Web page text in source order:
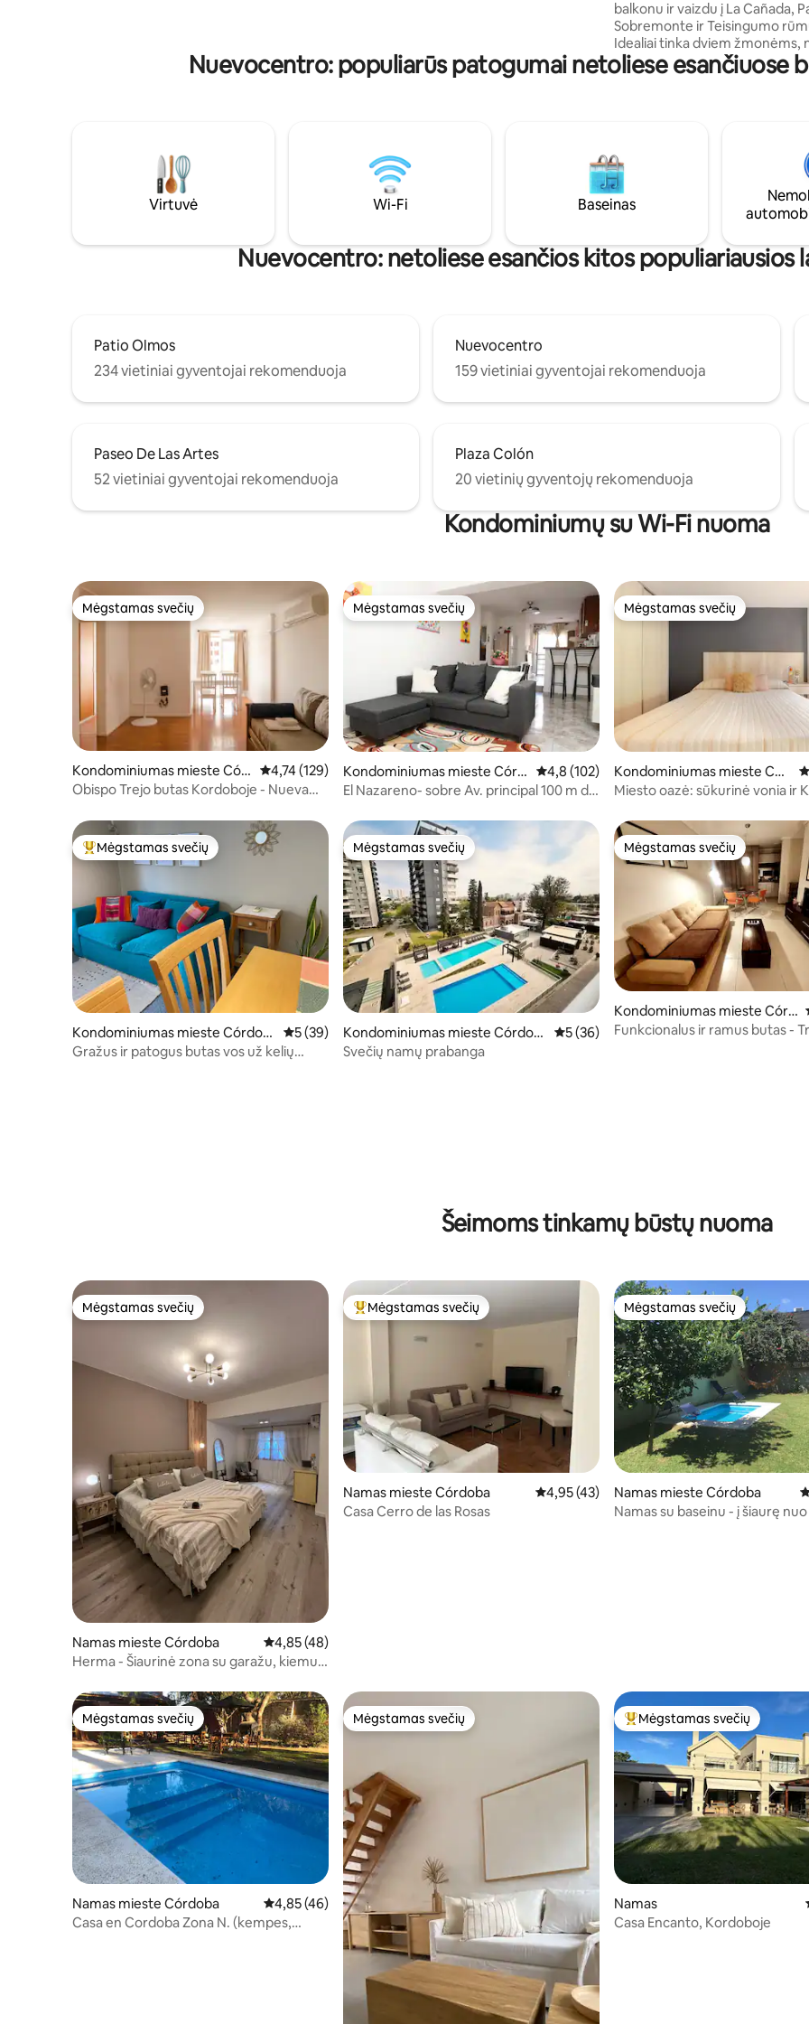
balkonu ir vaizdu į La Cañada,
Sobremonte ir Teisingumo
Idealiai tinka dviem žmonėms,
namų komfortas derinamas su
šviesios atmosferos žavesiu.
virtuvė - Kondicionierius ir
Televizorius svetainėje ir
Kokybiška patalynė - Vonios
vonia
Nuevocentro: populiarūs patogumai netoliese esančiuose
Virtuvė Wi-Fi Baseinas
Nuevocentro: netoliese esančios kitos populiariausios
Patio Olmos
234 vietiniai gyventojai rekomenduoja
Nuevocentro
159 vietiniai gyventojai rekomenduoja
Paseo De Las Artes
52 vietiniai gyventojai rekomenduoja
Plaza Colón
20 vietinių gyventojų rekomenduoja
Kondominiumų su Wi-Fi nuoma
Mėgstamas svečių
Mėgstamas svečių
Kondominiumas mieste Cór
doba
Vidutinis įvertinimas: 4,74 iš 5, atsiliepimų: 129
4,74 (129)
Obispo Trejo butas Kordoboje - Nueva
Mėgstamas svečių
Mėgstamas svečių
Kondominiumas mieste Córd
oba
Vidutinis įvertinimas: 4,8 iš 5, atsiliepimų: 102
4,8 (102)
El Nazareno- sobre Av. principal 100 m de
Mėgstamas svečių
Mėgstamas svečių
Kondominiumas mieste Cór
doba
Miesto oazė: sūkurinė vonia ir
Svečių mėgstamiausias
Mėgstamas svečių
Kondominiumas mieste Córdob
a
Vidutinis įvertinimas: 5 iš 5, atsiliepimų: 39
5 (39)
Gražus ir patogus butas vos už kelių
Mėgstamas svečių
Mėgstamas svečių
Kondominiumas mieste Córdob
a
Vidutinis įvertinimas: 5 iš 5, atsiliepimų: 36
5 (36)
Svečių namų prabanga
Mėgstamas svečių
Mėgstamas svečių
Kondominiumas mieste Córd
oba
Funkcionalus ir ramus butas -
Šeimoms tinkamų būstų nuoma
Mėgstamas svečių
Mėgstamas svečių
Namas mieste Córdoba Vidutinis įvertinimas: 4,85 iš 5, atsiliepimų: 48
4,85 (48)
Herma - Šiaurinė zona su garažu, kiemu ir
Svečių mėgstamiausias
Mėgstamas svečių
Namas mieste Córdoba Vidutinis įvertinimas: 4,95 iš 5, atsiliepimų: 43
4,95 (43)
Casa Cerro de las Rosas
Mėgstamas svečių
Mėgstamas svečių
Namas mieste Córdoba
Namas su baseinu - į šiaurę
Mėgstamas svečių
Mėgstamas svečių
Namas mieste Córdoba Vidutinis įvertinimas: 4,85 iš 5, atsiliepimų: 46
4,85 (46)
Casa en Cordoba Zona N. (kempes,
Mėgstamas svečių
Mėgstamas svečių Svečių mėgstamiausias
Mėgstamas svečių
Namas
Casa Encanto, Kordoboje